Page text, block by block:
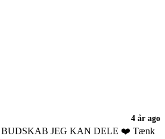
4 år ago
BUDSKAB JEG KAN DELE ❤️ Tænk